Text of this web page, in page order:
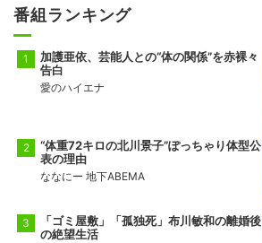
番組ランキング
加護亜依、芸能人との“体の関係”を赤裸々
告白
愛のハイエナ
“体重72キロの北川景子”ぽっちゃり体型公
表の理由
ななにー 地下ABEMA
「ゴミ屋敷」「孤独死」布川敏和の離婚後
の絶望生活